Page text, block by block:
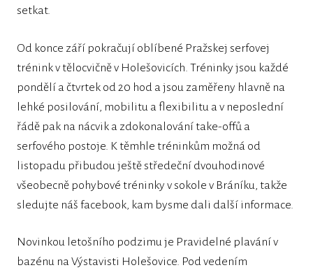
setkat.
Od konce září pokračují oblíbené Pražskej serfovej
trénink v tělocvičně v Holešovicích. Tréninky jsou každé
pondělí a čtvrtek od 20 hod a jsou zaměřeny hlavně na
lehké posilování, mobilitu a flexibilitu a v neposlední
řádě pak na nácvik a zdokonalování take-offů a
serfového postoje. K těmhle tréninkům možná od
listopadu přibudou ještě středeční dvouhodinové
všeobecně pohybové tréninky v sokole v Bráníku, takže
sledujte náš facebook, kam bysme dali další informace.
Novinkou letošního podzimu je Pravidelné plavání v
bazénu na Výstavisti Holešovice. Pod vedením